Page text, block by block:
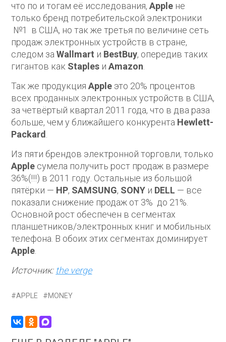
что по и тогам её исследования,Apple не
только бренд потребительской электроники
№1 в США, но так же третья по величине сеть
продаж электронных устройств в стране,
следом заWallmart и BestBuy, опередив таких
гигантов как Staples иAmazon
Так же продукцияApple это 20% процентов
всех проданных электронных устройств в США,
за четвёртый квартал 2011 года, что в два раза
больше, чем у ближайшего конкурента Hewlett-
Packard
Из пяти брендов электронной торговли, только
Apple сумела получить рост продаж в размере
36%(!!!) в 2011 году. Остальные из большой
пятёрки — HP, SAMSUNG, SONY и DELL — все
показали снижение продаж от 3% до 21%.
Основной рост обеспечен в сегментах
планшетников/электронных книг и мобильных
телефона. В обоих этих сегментах доминирует
Apple
Источник: the verge
APPLE MONEY